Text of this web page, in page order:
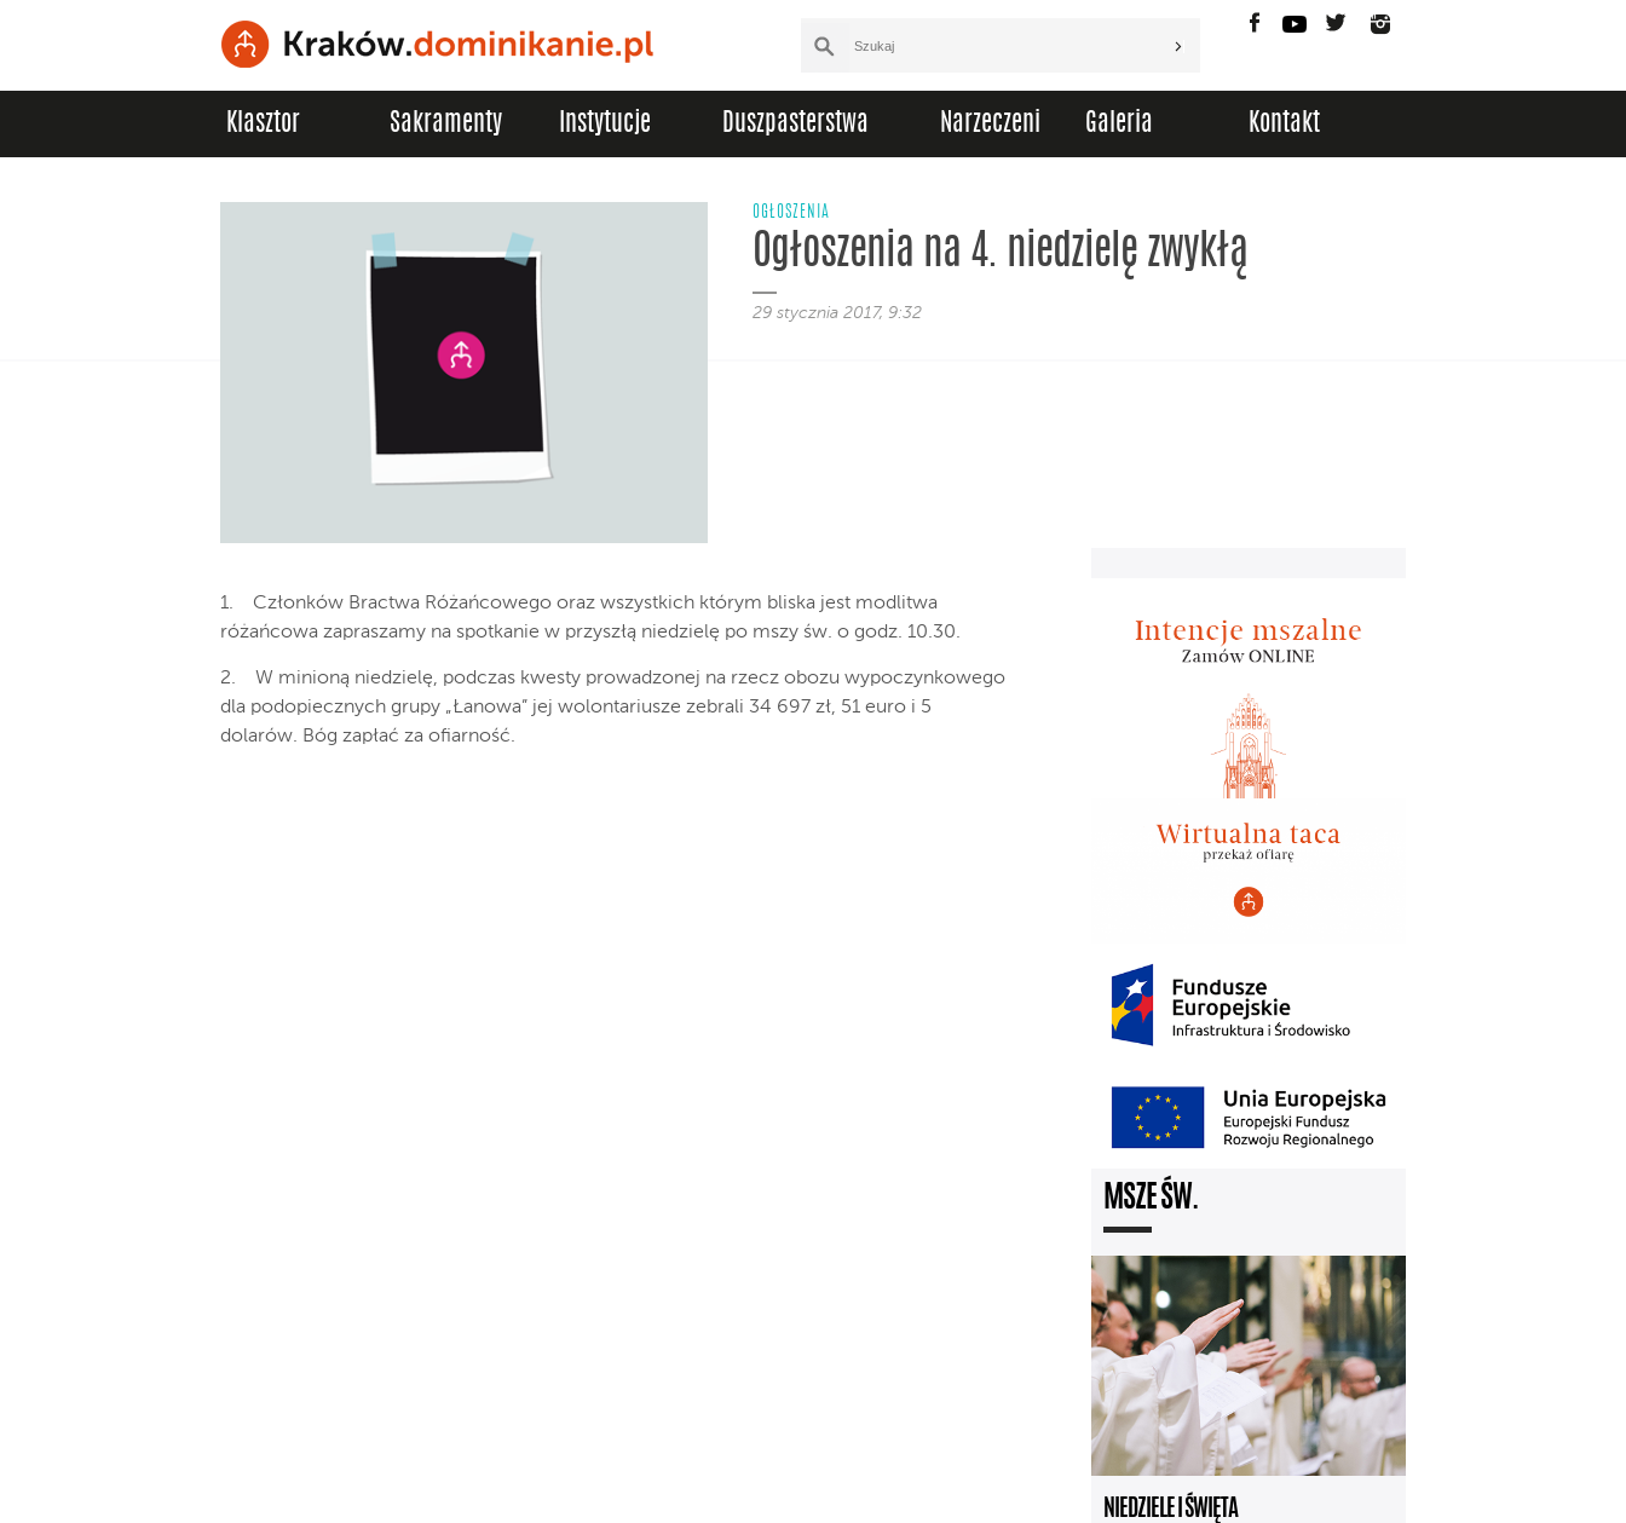
FacebookYouTubeTwitter
Klasztor Sakramenty Instytucje Duszpasterstwa Narzeczeni Galeria Kontakt
OGŁOSZENIA
Ogłoszenia na 4. niedzielę zwykłą
29 stycznia 2017, 9:32
1. Członków Bractwa Różańcowego oraz wszystkich którym bliska jest modlitwa
różańcowa zapraszamy na spotkanie w przyszłą niedzielę po mszy św. o godz. 10.30.
2. W minioną niedzielę, podczas kwesty prowadzonej na rzecz obozu wypoczynkowego
dla podopiecznych grupy „Łanowa” jej wolontariusze zebrali 34 697 zł, 51 euro i 5
dolarów. Bóg zapłać za ofiarność.
MSZE ŚW.
NIEDZIELE I ŚWIĘTA